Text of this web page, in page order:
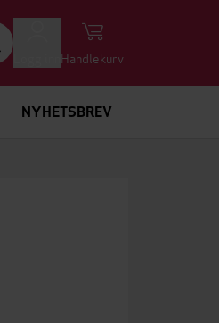
Handlekurv
NYHETSBREV